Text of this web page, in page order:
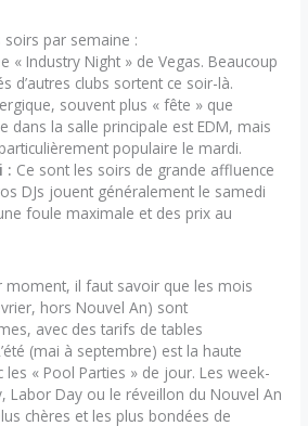
par semaine :
« Industry Night » de Vegas. Beaucoup
d’autres clubs sortent ce soir-là.
souvent plus « fête » que
dans la salle principale est EDM, mais
populaire le mardi.
: Ce sont les soirs de grande affluence
DJs jouent généralement le samedi
foule maximale et des prix au
moment, il faut savoir que les mois
hors Nouvel An) sont
avec des tarifs de tables
(mai à septembre) est la haute
« Pool Parties » de jour. Les week-
Labor Day ou le réveillon du Nouvel An
chères et les plus bondées de